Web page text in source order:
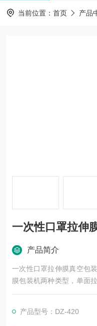
当前位置： 首页 产品
一次性口罩拉伸
产品简介
一次性口罩拉伸膜真空包
膜包装机两种类型，单面
双面拉伸膜包装机是上下
产品型号：DZ-420